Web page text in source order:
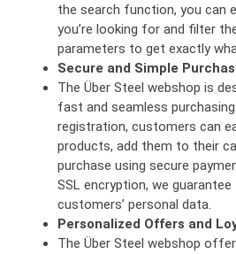
the search function, you can
you’re looking for and filter
parameters to get exactly
Secure and Simple
The Über Steel webshop is
fast and seamless
registration, customers can
products, add them to their
purchase using secure
SSL encryption, we
customers’ personal data.
Personalized Offers and
The Über Steel webshop